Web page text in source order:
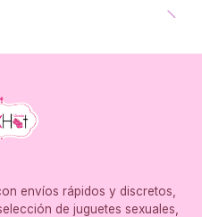
envíos rápidos y discretos,
de juguetes sexuales,